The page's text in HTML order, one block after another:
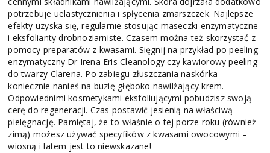
potrzebuje uelastycznienia i spłycenia zmarszczek. Najlepsze
efekty uzyska się, regularnie stosując maseczki enzymatyczne
i eksfolianty drobnoziarniste. Czasem można też skorzystać z
pomocy preparatów z kwasami. Sięgnij na przykład po peeling
enzymatyczny Dr Irena Eris Cleanology czy kawiorowy peeling
do twarzy Clarena. Po zabiegu złuszczania naskórka
koniecznie nanieś na buzię głęboko nawilżający krem.
Odpowiednimi kosmetykami eksfoliującymi pobudzisz swoją
cerę do regeneracji. Czas postawić jesienią na właściwą
pielęgnację. Pamiętaj, że to właśnie o tej porze roku (również
zimą) możesz używać specyfików z kwasami owocowymi –
wiosną i latem jest to niewskazane!